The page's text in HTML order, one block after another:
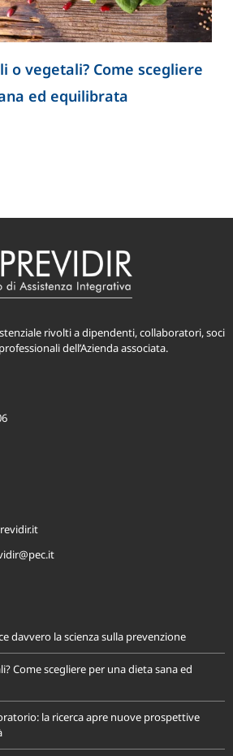
o vegetali? Come scegliere
ed equilibrata
rivolti a dipendenti, collaboratori, soci
dell’Azienda associata.
davvero la scienza sulla prevenzione
Come scegliere per una dieta sana ed
la ricerca apre nuove prospettive